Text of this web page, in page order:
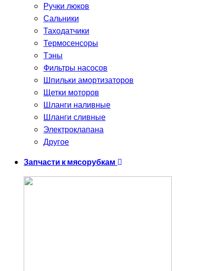
Ручки люков
Сальники
Таходатчики
Термосенсоры
Тэны
Фильтры насосов
Шпильки амортизаторов
Щетки моторов
Шланги наливные
Шланги сливные
Электроклапана
Другое
Запчасти к мясорубкам